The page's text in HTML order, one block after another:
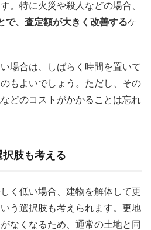
。特に火災や殺人などの場合、
で、査定額が大きく改善するケ
場合は、しばらく時間を置いて
もよいでしょう。ただし、その
どのコストがかかることは忘れ
肢も考える
く低い場合、建物を解体して更
う選択肢も考えられます。更地
なくなるため、通常の土地と同